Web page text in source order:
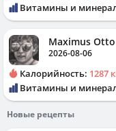
Витамины и
Maximus Otto
2026-08-06
Калорийность: 1287
Витамины и
Новые рецепты